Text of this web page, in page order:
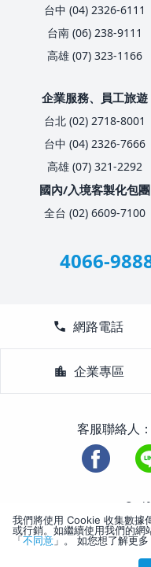
台中 (04) 2326-6111
台南 (06) 238-9111
高雄 (07) 323-1166
企業服務、員工旅遊
台北 (02) 2718-8001
台中 (04) 2326-7666
高雄 (07) 321-2292
國內/入境客製化包團
全台 (02) 6609-7100
4066-
call 網路電話
location_city 企業專區
客服聯絡人
1988-2026 ©
我們將使用 Cookie 收集數據
或行銷。如繼續使用我們的
「不同意 」。 如您想了解更